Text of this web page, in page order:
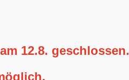
12.8. geschlossen.